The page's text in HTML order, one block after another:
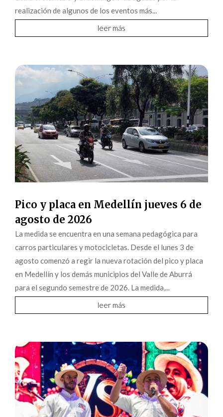
realización de algunos de los eventos más...
leer más
Pico y placa en Medellín jueves 6 de
agosto de 2026
La medida se encuentra en una semana pedagógica para
carros particulares y motocicletas. Desde el lunes 3 de
agosto comenzó a regir la nueva rotación del pico y placa
en Medellín y los demás municipios del Valle de Aburrá
para el segundo semestre de 2026. La medida,...
leer más